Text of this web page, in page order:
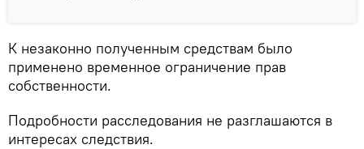
К незаконно полученным средствам было
применено временное ограничение прав
собственности.
Подробности расследования не разглашаются в
интересах следствия.